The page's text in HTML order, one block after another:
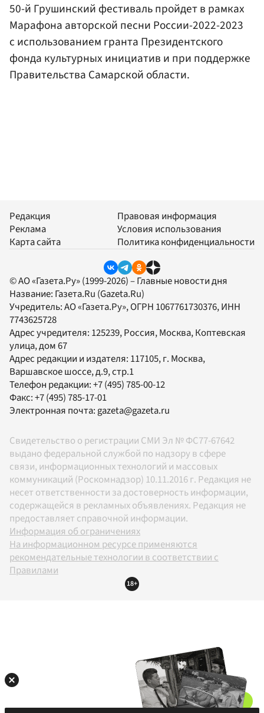
50-й Грушинский фестиваль пройдет в рамках
Марафона авторской песни России-2022-2023
с использованием гранта Президентского
фонда культурных инициатив и при поддержке
Правительства Самарской области.
Редакция
Реклама
Карта сайта
Правовая информация
Условия использования
Политика конфиденциальности
© АО «Газета.Ру» (1999-2026) – Главные новости дня
Название: Газета.Ru (Gazeta.Ru)
Учредитель:АО «Газета.Ру», ОГРН 1067761730376, ИНН
7743625728
Адрес учредителя: 125239, Россия, Москва, Коптевская
улица, дом 67
Адрес редакции и издателя: 117105, г. Москва,
Варшавское шоссе, д.9, стр.1
Телефон редакции:+7 (495) 785-00-12
Факс:+7 (495) 785-17-01
Электронная почта: gazeta@gazeta.ru
Свидетельство о регистрации СМИ Эл № ФС77-67642
выдано федеральной службой по надзору в сфере
связи, информационных технологий и массовых
коммуникаций (Роскомнадзор) 10.11.2016 г. Редакция не
несет ответственности за достоверность информации,
содержащейся в рекламных объявлениях. Редакция не
предоставляет справочной информации.
Информация об ограничениях
На информационном ресурсе применяются
рекомендательные технологии в соответствии с
Правилами
18+